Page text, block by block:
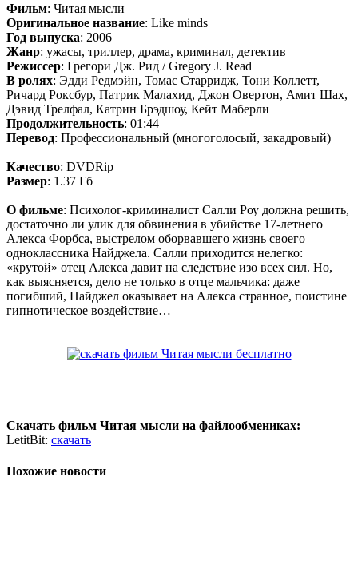
Фильм: Читая мысли
Оригинальное название: Like minds
Год выпуска: 2006
Жанр: ужасы, триллер, драма, криминал, детектив
Режиссер: Грегори Дж. Рид / Gregory J. Read
В ролях: Эдди Редмэйн, Томас Старридж, Тони Коллетт,
Ричард Роксбур, Патрик Малахид, Джон Овертон, Амит Шах,
Дэвид Трелфал, Катрин Брэдшоу, Кейт Маберли
Продолжительность: 01:44
Перевод: Профессиональный (многоголосый, закадровый)
Качество: DVDRip
Размер: 1.37 Гб
О фильме: Психолог-криминалист Салли Роу должна решить,
достаточно ли улик для обвинения в убийстве 17-летнего
Алекса Форбса, выстрелом оборвавшего жизнь своего
одноклассника Найджела. Салли приходится нелегко:
«крутой» отец Алекса давит на следствие изо всех сил. Но,
как выясняется, дело не только в отце мальчика: даже
погибший, Найджел оказывает на Алекса странное, поистине
гипнотическое воздействие…
Скачать фильм Читая мысли на файлообмениках:
LetitBit: скачать
Похожие новости